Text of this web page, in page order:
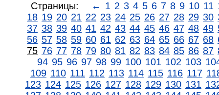
Страницы: ← 1 2 3 4 5 6 7 8 9 10 11
18 19 20 21 22 23 24 25 26 27 28 29 30
37 38 39 40 41 42 43 44 45 46 47 48 49
56 57 58 59 60 61 62 63 64 65 66 67 68
75 76 77 78 79 80 81 82 83 84 85 86 87
94 95 96 97 98 99 100 101 102 103
109 110 111 112 113 114 115 116 117
123 124 125 126 127 128 129 130 131